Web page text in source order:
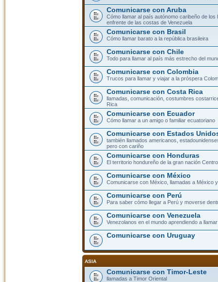
Comunicarse con Aruba
Cómo llamar al país autónomo caribeño de los
enfrente de las costas de Venezuela
Comunicarse con Brasil
Cómo llamar barato a la república brasileira
Comunicarse con Chile
Todo para llamar al país más estrecho del
Comunicarse con Colombia
Trucos para llamar y viajar a la próspera
Comunicarse con Costa Rica
llamadas, comunicación, costumbres
Rica
Comunicarse con Ecuador
Cómo llamar a un amigo o familiar ecuatoriano
Comunicarse con Estados
también llamados americanos,
pero con cariño
Comunicarse con Honduras
El territorio hondureño de la gran nación
Comunicarse con México
Comunicarse con México, llamadas a México
Comunicarse con Perú
Para saber cómo llegar a Perú y moverse
Comunicarse con Venezuela
Venezolanos en el mundo aprendiendo a
Comunicarse con Uruguay
ASIA
Comunicarse con Timor-Leste
llamadas a Timor Oriental